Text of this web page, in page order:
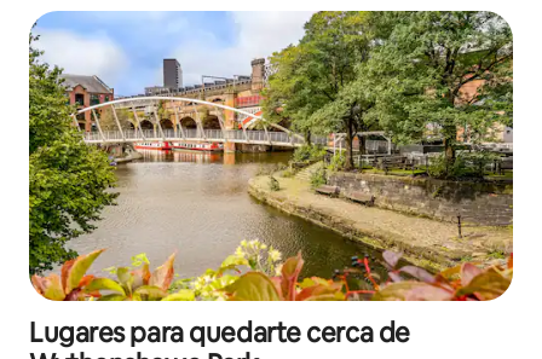
Lugares para quedarte cerca de